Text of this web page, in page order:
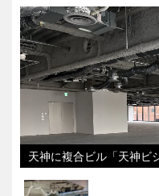
天神に複合ビル「天神ビ